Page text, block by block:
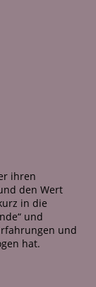
ihren
den Wert
in die
und
und
hat.